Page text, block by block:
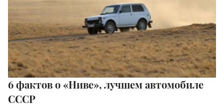
6 фактов о «Ниве», лучшем автомобиле
СССР